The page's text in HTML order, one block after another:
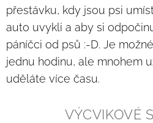
přestávku, kdy jsou psi
auto uvykli a aby si
páníčci od psů :-D. Je
jednu hodinu, ale mnohem
uděláte více času.
VÝCVIKOVÉ